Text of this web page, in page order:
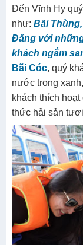
Đến Vĩnh Hy
như: Bãi
Đăng với
khách ngắm
Bãi Cóc, quý
nước trong
khách thích
thức hải sản